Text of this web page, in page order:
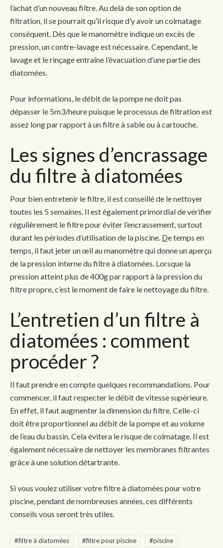
l’achat d’un nouveau filtre. Au delà de son option de
filtration, il se pourrait qu’il risque d’y avoir un colmatage
conséquent. Dès que le manomètre indique un excès de
pression, un contre-lavage est nécessaire. Cependant, le
lavage et le rinçage entraîne l’évacuation d’une partie des
diatomées.
Pour informations, le débit de la pompe ne doit pas
dépasser le 5m3/heure puisque le processus de filtration est
assez long par rapport à un filtre à sable ou à cartouche.
Les signes d’encrassage
du filtre à diatomées
Pour bien entretenir le filtre, il est conseillé de le nettoyer
toutes les 5 semaines. Il est également primordial de vérifier
régulièrement le filtre pour éviter l’encrassement, surtout
durant les périodes d’utilisation de la piscine. De temps en
temps, il faut jeter un œil au manomètre qui donne un aperçu
de la pression interne du filtre à diatomées. Lorsque la
pression atteint plus de 400g par rapport à la pression du
filtre propre, c’est le moment de faire le nettoyage du filtre.
L’entretien d’un filtre à
diatomées : comment
procéder ?
Il faut prendre en compte quelques recommandations. Pour
commencer, il faut respecter le débit de vitesse supérieure.
En effet, il faut augmenter la dimension du filtre. Celle-ci
doit être proportionnel au débit de la pompe et au volume
de l’eau du bassin. Cela évitera le risque de colmatage. Il est
également nécessaire de nettoyer les membranes filtrantes
grâce à une solution détartrante.
Si vous voulez utiliser votre filtre à diatomées pour votre
piscine, pendant de nombreuses années, ces différents
conseils vous seront très utiles.
#filtre à diatomées #filtre pour piscine #piscine